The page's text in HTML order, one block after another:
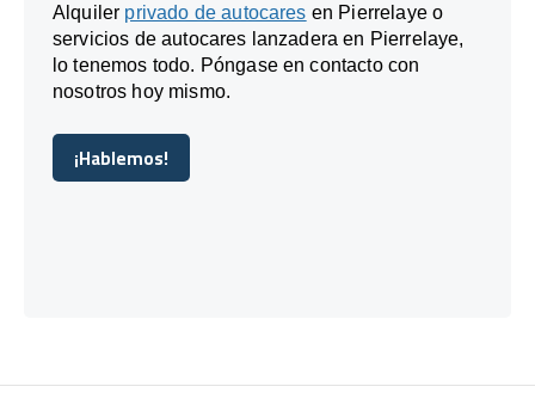
Alquiler privado de autocares en Pierrelaye o
servicios de autocares lanzadera en Pierrelaye,
lo tenemos todo. Póngase en contacto con
nosotros hoy mismo.
¡Hablemos!
¡Hablemos!